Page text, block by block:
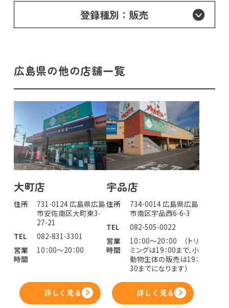
登録種別：販売
広島県の他の店舗一覧
大町店
住所
731-0124 広島県広島
市安佐南区大町東3-
27-21
TEL
082-831-3301
営業
時間
10：00～20：00
詳しく見る
宇品店
住所
734-0014 広島県広島
市南区宇品西6-6-3
TEL
082-505-0022
営業
時間
10：00～20：00 （トリ
ミングは19：00まで、小
動物生体の販売は19：
30までになります）
詳しく見る